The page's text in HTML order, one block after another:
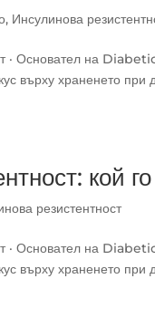
, Инсулинова
· Основател на
върху храненето при
кой
резистентност
· Основател на
върху храненето при